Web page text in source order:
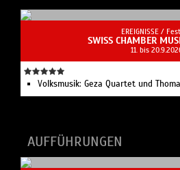
EREIGNISSE /
SWISS CHAMBER
11. bis
Volksmusik: Geza Quartet und
AUFFÜHRUNGEN